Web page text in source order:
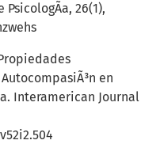
PsicologÃ­a, 26(1),
en
Interamerican Journal